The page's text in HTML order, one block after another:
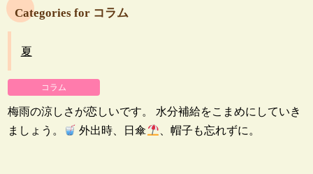
Categories for コラム
夏
コラム
梅雨の涼しさが恋しいです。 水分補給をこまめにしていき
ましょう。
外出時、日傘 、帽子も忘れずに。